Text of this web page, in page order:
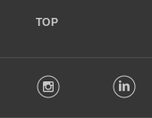
TOP
LinkedIn